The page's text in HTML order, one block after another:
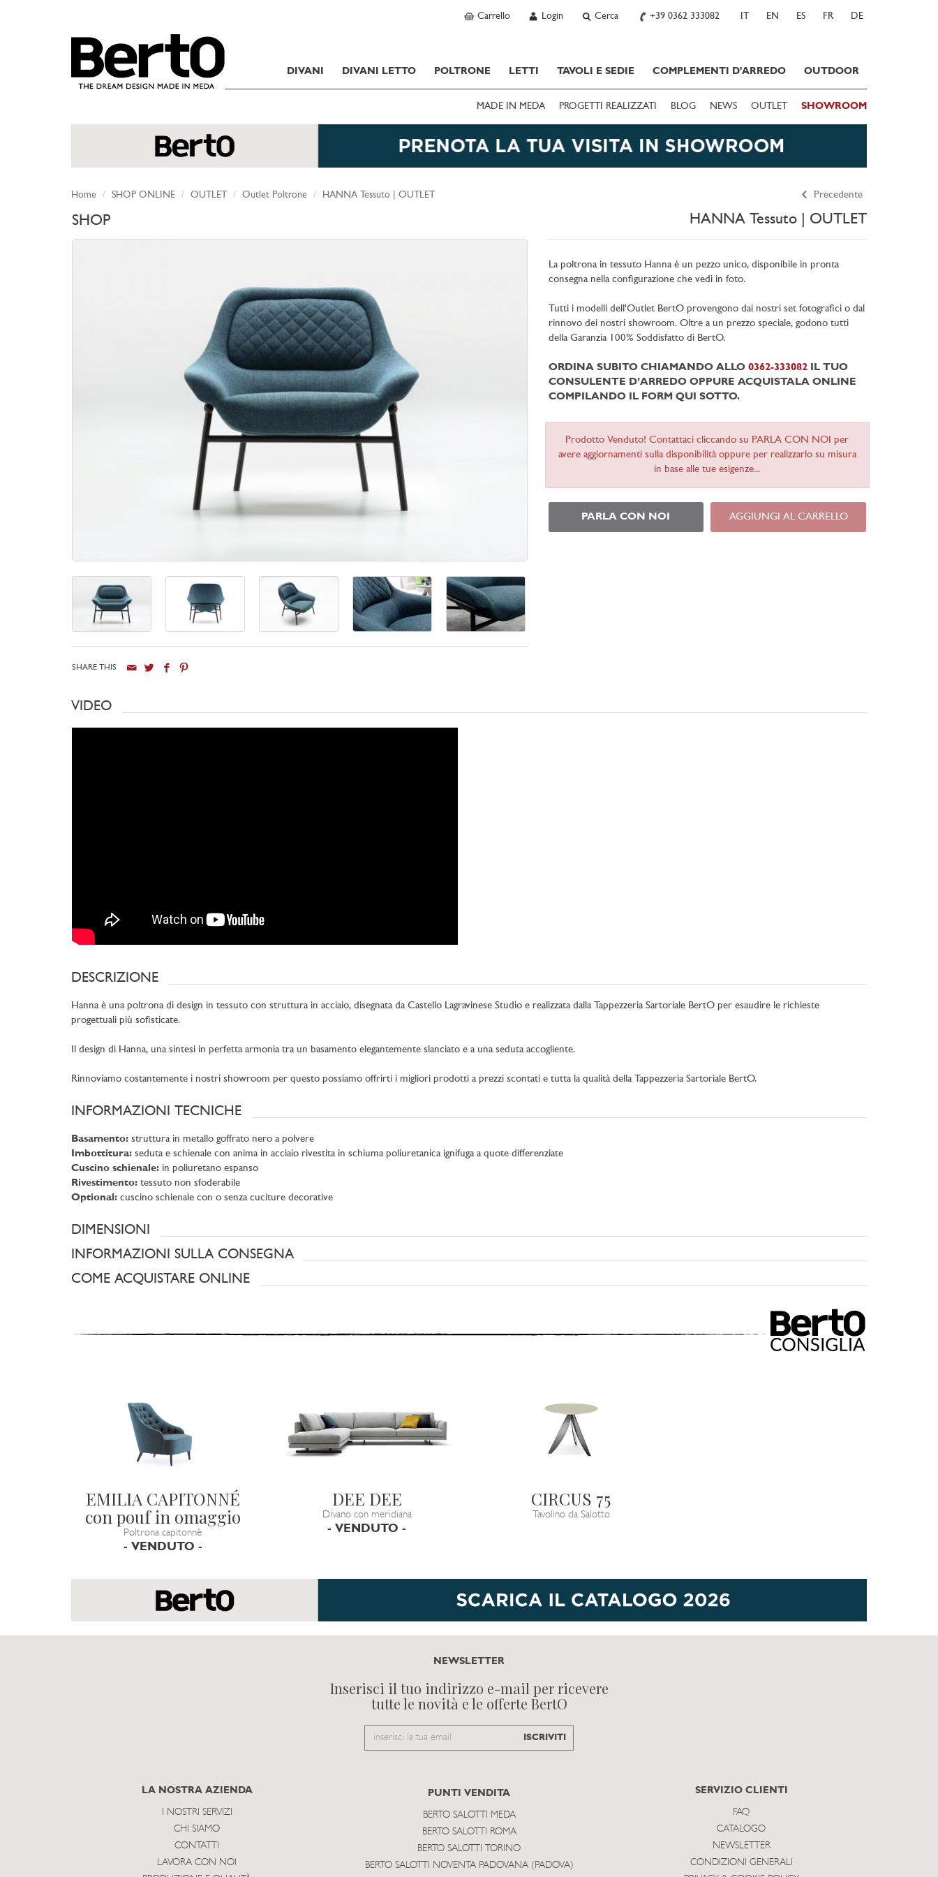
Carrello Login Cerca +39 0362 333082 IT EN ES FR DE
DIVANI DIVANI LETTO POLTRONE LETTI TAVOLI E SEDIE COMPLEMENTI D'ARREDO OUTDOOR
MADE IN MEDA PROGETTI REALIZZATI BLOG NEWS OUTLET SHOWROOM
Precedente
Home SHOP ONLINE OUTLET Outlet Poltrone HANNA Tessuto | OUTLET
HANNA Tessuto | OUTLET
SHOP
SHARE THIS
La poltrona in tessuto Hanna è un pezzo unico, disponibile in pronta
consegna nella configurazione che vedi in foto.
Tutti i modelli dell'Outlet BertO provengono dai nostri set fotografici o dal
rinnovo dei nostri showroom. Oltre a un prezzo speciale, godono tutti
della Garanzia 100% Soddisfatto di BertO.
ORDINA SUBITO CHIAMANDO ALLO 0362-333082IL TUO
CONSULENTE D’ARREDO OPPURE ACQUISTALA ONLINE
COMPILANDO IL FORM QUI SOTTO.
Prodotto Venduto! Contattaci cliccando su PARLA CON NOI per
avere aggiornamenti sulla disponibilità oppure per realizzarlo su misura
in base alle tue esigenze...
PARLA CON NOI AGGIUNGI AL CARRELLO
VIDEO
DESCRIZIONE
Hanna è una poltrona di design in tessuto con struttura in acciaio, disegnata da Castello Lagravinese Studio e realizzata dalla Tappezzeria Sartoriale BertO per esaudire le richieste
progettuali più sofisticate.
Il design di Hanna, una sintesi in perfetta armonia tra un basamento elegantemente slanciato e a una seduta accogliente.
Rinnoviamo costantemente i nostri showroom per questo possiamo offrirti i migliori prodotti a prezzi scontati e tutta la qualità della Tappezzeria Sartoriale BertO.
INFORMAZIONI TECNICHE
Basamento: struttura in metallo goffrato nero a polvere
Imbottitura: seduta e schienale con anima in acciaio rivestita in schiuma poliuretanica ignifuga a quote differenziate
Cuscino schienale: in poliuretano espanso
Rivestimento: tessuto non sfoderabile
Optional: cuscino schienale con o senza cuciture decorative
DIMENSIONI
INFORMAZIONI SULLA CONSEGNA
COME ACQUISTARE ONLINE
EMILIA CAPITONNÉ
con pouf in omaggio
Poltrona capitonnè
- VENDUTO -
DEE DEE
Divano con meridiana
- VENDUTO -
CIRCUS 75
Tavolino da Salotto
NEWSLETTER
Inserisci il tuo indirizzo e-mail per ricevere
tutte le novità e le offerte BertO
Email
ISCRIVITI
LA NOSTRA AZIENDA
I NOSTRI SERVIZI
CHI SIAMO
CONTATTI
LAVORA CON NOI
PUNTI VENDITA
BERTO SALOTTI MEDA
BERTO SALOTTI ROMA
BERTO SALOTTI TORINO
BERTO SALOTTI NOVENTA PADOVANA (PADOVA)
SERVIZIO CLIENTI
FAQ
CATALOGO
NEWSLETTER
CONDIZIONI GENERALI